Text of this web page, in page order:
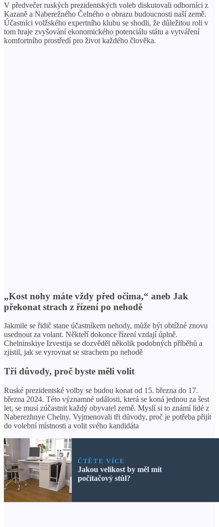
V předvečer ruských prezidentských voleb diskutovali odborníci z
Kazaně a Naberežného Čelného o obrazu budoucnosti naší země.
Účastníci volžského expertního klubu se shodli, že důležitou roli v
tom hraje zvyšování ekonomického potenciálu státu a vytváření
komfortního prostředí pro život každého člověka.
„Kost nohy máte vždy před očima,“ aneb Jak
překonat strach z řízení po nehodě
Jakmile se řidič stane účastníkem nehody, může být obtížné znovu
usednout za volant. Někteří dokonce řízení vzdají úplně.
Chelninskiye Izvestija se dozvěděl několik podobných příběhů a
zjistil, jak se vyrovnat se strachem po nehodě
Tři důvody, proč byste měli volit
Ruské prezidentské volby se budou konat od 15. března do 17.
března 2024. Této významné události, která se koná jednou za šest
let, se musí zúčastnit každý obyvatel země. Myslí si to známí lidé z
Naberezhnye Chelny. Vyjmenovali tři důvody, proč je potřeba přijít
do volební místnosti a volit svého kandidáta
ČTĚTE VÍCE
Jakou velikost by měl mít
počítačový stůl?